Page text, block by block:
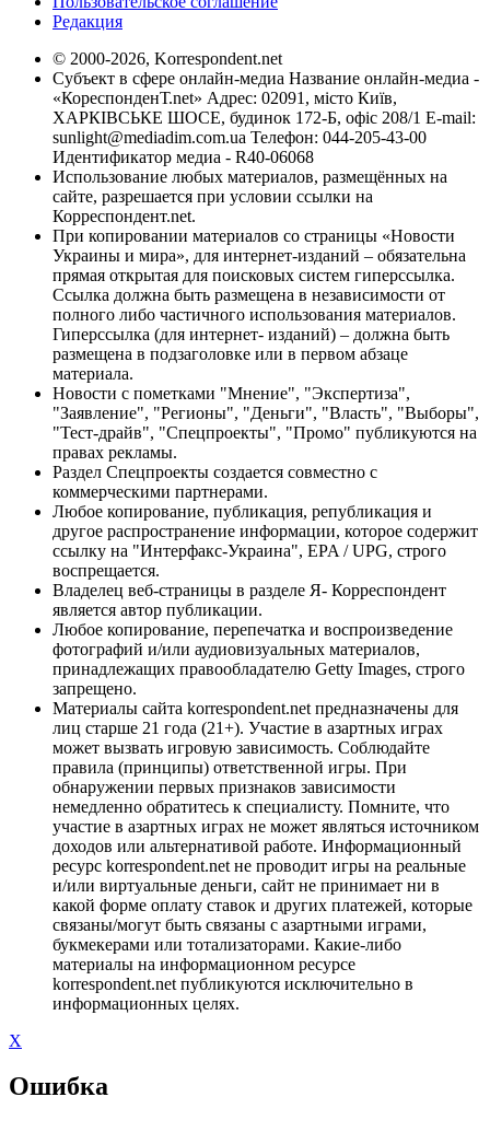
Редакция
© 2000-2026, Korrespondent.net
Субъект в сфере онлайн-медиа Название онлайн-медиа -
«КореспонденТ.net» Адрес: 02091, місто Київ,
ХАРКІВСЬКЕ ШОСЕ, будинок 172-Б, офіс 208/1 E-mail:
sunlight@mediadim.com.ua Телефон: 044-205-43-00
Идентификатор медиа - R40-06068
Использование любых материалов, размещённых на
сайте, разрешается при условии ссылки на
Корреспондент.net.
При копировании материалов со страницы «Новости
Украины и мира», для интернет-изданий – обязательна
прямая открытая для поисковых систем гиперссылка.
Ссылка должна быть размещена в независимости от
полного либо частичного использования материалов.
Гиперссылка (для интернет- изданий) – должна быть
размещена в подзаголовке или в первом абзаце
материала.
Новости с пометками "Мнение", "Экспертиза",
"Заявление", "Регионы", "Деньги", "Власть", "Выборы",
"Тест-драйв", "Спецпроекты", "Промо" публикуются на
правах рекламы.
Раздел Спецпроекты создается совместно с
коммерческими партнерами.
Любое копирование, публикация, републикация и
другое распространение информации, которое содержит
ссылку на "Интерфакс-Украина", EPA / UPG, строго
воспрещается.
Владелец веб-страницы в разделе Я- Корреспондент
является автор публикации.
Любое копирование, перепечатка и воспроизведение
фотографий и/или аудиовизуальных материалов,
принадлежащих правообладателю Getty Images, строго
запрещено.
Материалы сайта korrespondent.net предназначены для
лиц старше 21 года (21+). Участие в азартных играх
может вызвать игровую зависимость. Соблюдайте
правила (принципы) ответственной игры. При
обнаружении первых признаков зависимости
немедленно обратитесь к специалисту. Помните, что
участие в азартных играх не может являться источником
доходов или альтернативой работе. Информационный
ресурс korrespondent.net не проводит игры на реальные
и/или виртуальные деньги, сайт не принимает ни в
какой форме оплату ставок и других платежей, которые
связаны/могут быть связаны с азартными играми,
букмекерами или тотализаторами. Какие-либо
материалы на информационном ресурсе
korrespondent.net публикуются исключительно в
информационных целях.
X
Ошибка